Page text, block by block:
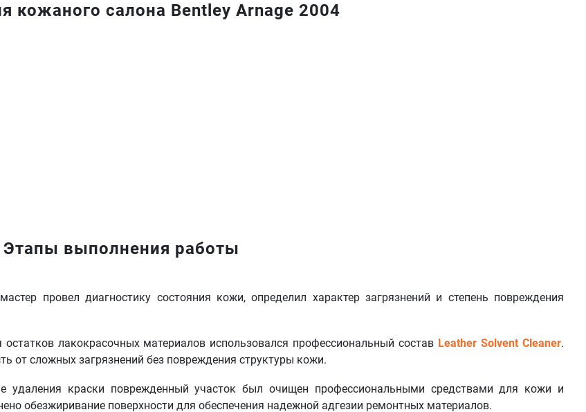
кожаного салона Bentley Arnage 2004
Этапы выполнения работы
провел диагностику состояния кожи, определил характер загрязнений и степень повреждения
остатков лакокрасочных материалов использовался профессиональный состав Leather Solvent Cleaner.
от сложных загрязнений без повреждения структуры кожи.
удаления краски поврежденный участок был очищен профессиональными средствами для кожи и
обезжиривание поверхности для обеспечения надежной адгезии ремонтных материалов.